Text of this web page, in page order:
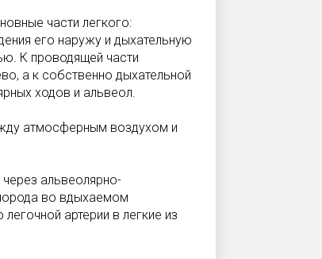
части легкого:
его наружу и дыхательную
К проводящей части
а к собственно дыхательной
ходов и альвеол.
атмосферным воздухом и
альвеолярно-
во вдыхаемом
артерии в легкие из